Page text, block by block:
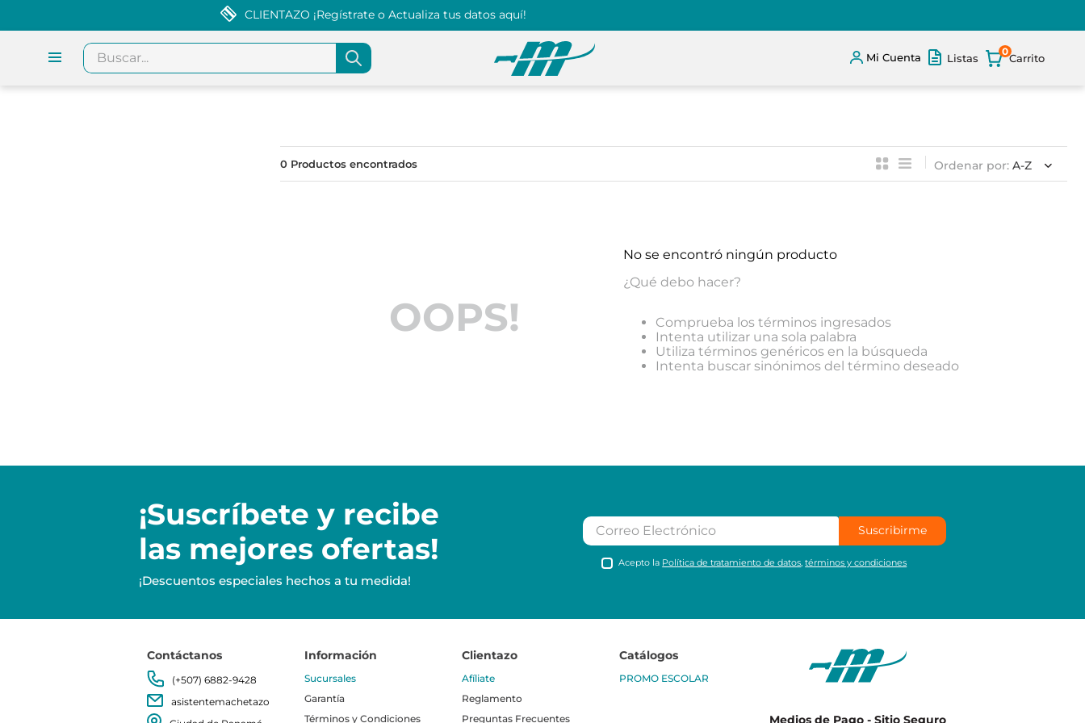
CLIENTAZO ¡Regístrate o Actualiza tus datos aquí!
Buscar...
Mi Cuenta Listas
0
0 Ordenar por A-Z
OOPS!
No se encontró ningún producto
¿Qué debo hacer?
Comprueba los términos ingresados
Intenta utilizar una sola palabra
Utiliza términos genéricos en la búsqueda
Intenta buscar sinónimos del término deseado
¡Suscríbete y recibe
las mejores ofertas!
¡Descuentos especiales hechos a tu medida!
Suscribirme
Acepto la Política de tratamiento de datos ,términos y condiciones
Contáctanos
(+507) 6882-9428
asistentemachetazo
Información
Sucursales
Garantía
Términos y Condiciones
Clientazo
Afíliate
Reglamento
Preguntas Frecuentes
Catálogos
PROMO ESCOLAR
Medios de Pago - Sitio Seguro